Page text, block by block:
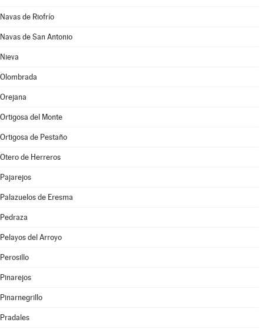
Navas de Riofrío
Navas de San Antonio
Nieva
Olombrada
Orejana
Ortigosa del Monte
Ortigosa de Pestaño
Otero de Herreros
Pajarejos
Palazuelos de Eresma
Pedraza
Pelayos del Arroyo
Perosillo
Pinarejos
Pinarnegrillo
Pradales